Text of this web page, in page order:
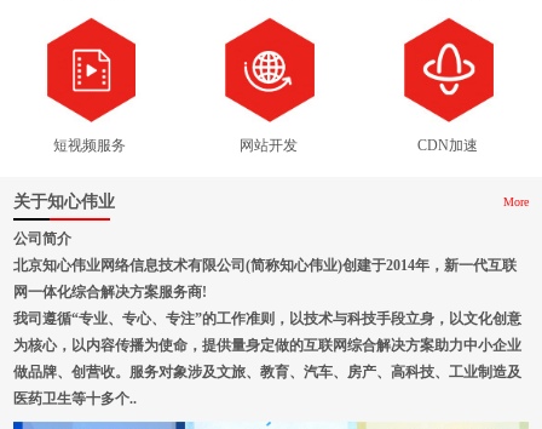
短视频服务 网站开发 CDN加速
关于知心伟业 More
公司简介
北京知心伟业网络信息技术有限公司(简称知心伟业)创建于2014年，新一代互联
网一体化综合解决方案服务商!
我司遵循“专业、专心、专注”的工作准则，以技术与科技手段立身，以文化创意
为核心，以内容传播为使命，提供量身定做的互联网综合解决方案助力中小企业
做品牌、创营收。服务对象涉及文旅、教育、汽车、房产、高科技、工业制造及
医药卫生等十多个..